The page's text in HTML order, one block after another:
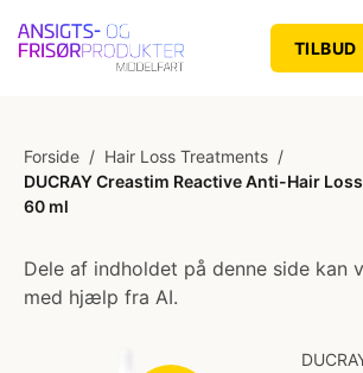
TILBUD
Forside / Hair Loss Treatments /
DUCRAY Creastim Reactive Anti-Hair
60 ml
Dele af indholdet på denne side kan
med hjælp fra AI.